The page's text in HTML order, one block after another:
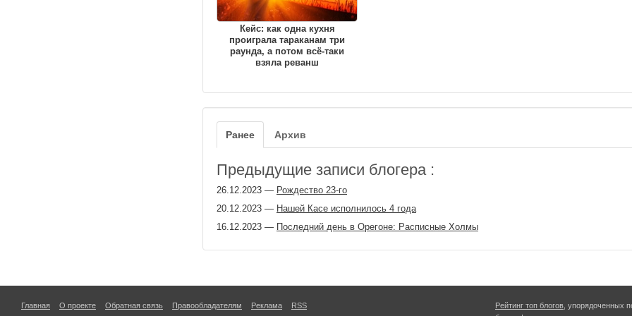
Кейс: как одна кухня
проиграла тараканам три
раунда, а потом всё-таки
взяла реванш
Ранее Архив
Предыдущие записи блогера :
26.12.2023 — Рождество 23-го
20.12.2023 — Нашей Касе исполнилось 4 года
16.12.2023 — Последний день в Орегоне: Расписные Холмы
Главная О проекте Обратная связь Правообладателям Реклама RSS Рейтинг топ блогов , упорядоченных